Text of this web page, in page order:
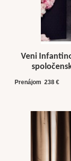
Veni
Prenájom 238 €